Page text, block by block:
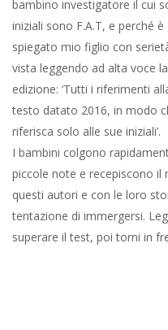
bambino investigatore il cui
iniziali sono F.A.T, e perché è
spiegato mio figlio con
vista leggendo ad alta voce
edizione: ‘Tutti i riferimenti
testo datato 2016, in modo
riferisca solo alle sue iniziali’.
I bambini colgono
piccole note e recepiscono il
questi autori e con le loro
tentazione di immergersi.
superare il test, poi torni in